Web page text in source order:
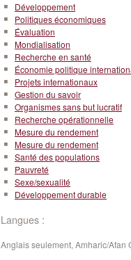
Développement
Politiques économiques
Évaluation
Mondialisation
Recherche en santé
Économie politique
Projets internationaux
Gestion du savoir
Organismes sans but lucratif
Recherche opérationnelle
Mesure du rendement
Mesure du rendement
Santé des populations
Pauvreté
Sexe/sexualité
Développement durable
Langues :
Anglais seulement, Amharic/Afan